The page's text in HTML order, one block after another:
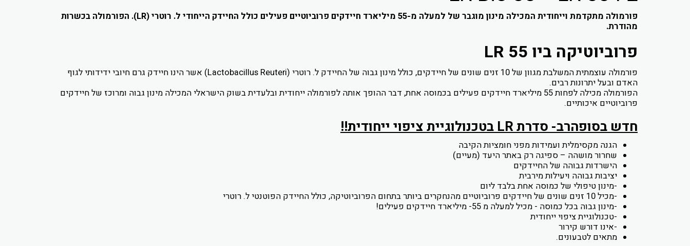
פורמולה מתקדמת וייחודית המכילה מינון מוגבר של למעלה מ-55 מיליארד חיידקים פרוביוטיים פעילים כולל החיידק הייחודי ל. רוטרי (LR). הפורמולה בכשרות
מהודרת.
פרוביוטיקה ביו 55 LR
פורמולה עוצמתית המשלבת מגוון של 10 זנים שונים של חיידקים, כולל מינון גבוה של החיידק ל. רוטרי (Lactobacillus Reuteri) אשר הינו חיידק גרם חיובי ידידותי לגוף
האדם ובעל יתרונות רבים.
הפורמולה מכילה לפחות 55 מיליארד חיידקים פעילים בכמוסה אחת, דבר ההופך אותה לפורמולה ייחודית ובלעדית בשוק הישראלי המכילה מינון גבוה ומרוכז של חיידקים
פרוביוטיים איכותיים.
חדש בסופהרב- סדרתLRבטכנולוגיית ציפוי ייחודית!!
הגנה מקסימלית ועמידות מפני חומציות הקיבה
שחרור מושהה – ספיגה רק באתר היעד (מעיים)
הישרדות גבוהה של החיידקים
יציבות גבוהה ויעילות מירבית
-מינון טיפולי של כמוסה אחת בלבד ליום
-מכיל 10 זנים שונים של חיידקים פרוביוטיים מהנחקרים ביותר בתחום הפרוביוטיקה, כולל החיידק הפוטנטי ל. רוטרי
-מינון גבוה בכל כמוסה - מכיל למעלה מ 55- מיליארד חיידקים פעילים!
-טכנולוגיית ציפוי ייחודית
-אינו דורש קירור
מתאים לטבעונים.